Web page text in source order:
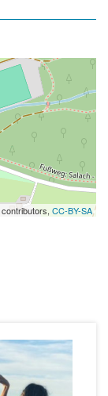
contributors, CC-BY-SA